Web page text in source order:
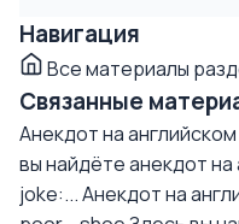
Навигация
Все материалы
Связанные
Анекдот на
вы найдёте анекдот на
joke:...Анекдот на